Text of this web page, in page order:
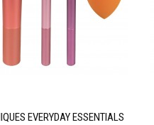
EVERYDAY ESSENTIALS